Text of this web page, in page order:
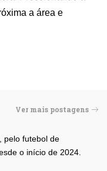
a área e
Ver mais postagens
pelo futebol de
o início de 2024.